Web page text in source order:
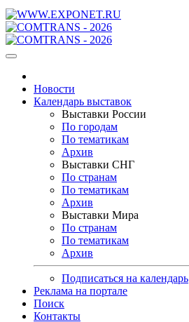
Новости
Календарь выставок
Выставки России
По городам
По тематикам
Архив
Выставки СНГ
По странам
По тематикам
Архив
Выставки Мира
По странам
По тематикам
Архив
Подписаться на календарь
Реклама на портале
Поиск
Контакты